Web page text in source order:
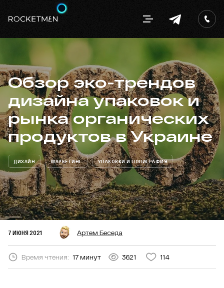
Обзор эко-трендов
дизайна упаковок и
рынка органических
продуктов в Украине
ДИЗАЙН МАРКЕТИНГ УПАКОВКИ И ПОЛИГРАФИЯ
7 ИЮНЯ 2021 Артем Беседа
Время чтения: 17 минут 3621 114